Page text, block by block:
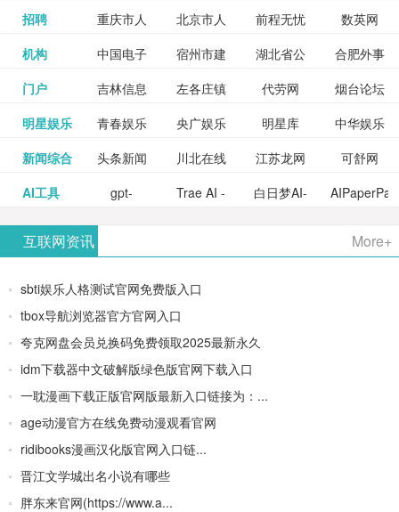
味，豆瓣
电影会推
荐好电影
给你。
网 景点门票
预订
点评-猫途
鹰
北京旅游
网
更多>>
招聘 重庆市人
力资源和
社会保障
北京市人
力资源和
社会保障
前程无忧
招聘网
数英网
聘才网
更多>>
机构 中国电子
检验检疫
业务网
宿州市建
委网
湖北省公
管局
合肥外事
办
湖北省粮
食局
更多>>
门户 吉林信息
网
左各庄镇
论坛
代劳网
烟台论坛
腾讯充值
中心
更多>>
明星娱乐 青春娱乐
网
央广娱乐
网,
明星库 中华娱乐
网
网易娱乐 更多>>
新闻综合 头条新闻 川北在线 江苏龙网
可舒网
巾帼网
更多>>
AI工具 gpt-
OpenAI最
新AI图像
生成器
Trae AI -
境/深度集
成
Doubao-
1.5-pro与
白日梦AI-
- AI论文写
高质量
PPT
互联网资讯 More+
sbti娱乐人格测试官网免费版入口
tbox导航浏览器官方官网入口
夸克网盘会员兑换码免费领取2025最新永久
idm下载器中文破解版绿色版官网下载入口
一耽漫画下载正版官网版最新入口链接为：...
age动漫官方在线免费动漫观看官网
ridibooks漫画汉化版官网入口链...
晋江文学城出名小说有哪些
胖东来官网(https://www.a...